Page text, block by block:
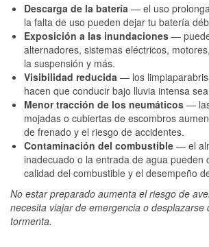
Descarga de la batería — el uso
la falta de uso pueden dejar tu batería
Exposición a las inundaciones —
alternadores, sistemas eléctricos,
la suspensión y más.
Visibilidad reducida — los
hacen que conducir bajo lluvia intensa
Menor tracción de los neumáticos —
mojadas o cubiertas de escombros
de frenado y el riesgo de accidentes.
Contaminación del combustible — el
inadecuado o la entrada de agua pueden
calidad del combustible y el desempeño
No estar preparado aumenta el riesgo de
necesita viajar de emergencia o desplazarse
tormenta.